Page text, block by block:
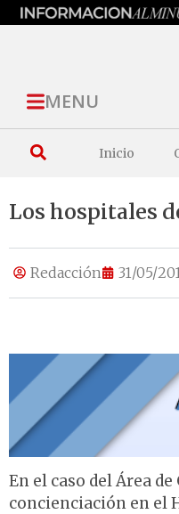
MENU
Inicio
Los hospitales
Redacción 31/05/
En el caso del Área
concienciación en el